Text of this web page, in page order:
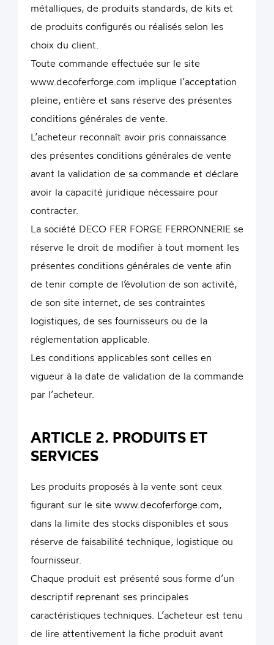
métalliques, de produits standards, de kits et
de produits configurés ou réalisés selon les
choix du client.
Toute commande effectuée sur le site
www.decoferforge.com implique l’acceptation
pleine, entière et sans réserve des présentes
conditions générales de vente.
L’acheteur reconnaît avoir pris connaissance
des présentes conditions générales de vente
avant la validation de sa commande et déclare
avoir la capacité juridique nécessaire pour
contracter.
La société DECO FER FORGE FERRONNERIE se
réserve le droit de modifier à tout moment les
présentes conditions générales de vente afin
de tenir compte de l’évolution de son activité,
de son site internet, de ses contraintes
logistiques, de ses fournisseurs ou de la
réglementation applicable.
Les conditions applicables sont celles en
vigueur à la date de validation de la commande
par l’acheteur.
ARTICLE 2. PRODUITS ET
SERVICES
Les produits proposés à la vente sont ceux
figurant sur le site www.decoferforge.com,
dans la limite des stocks disponibles et sous
réserve de faisabilité technique, logistique ou
fournisseur.
Chaque produit est présenté sous forme d’un
descriptif reprenant ses principales
caractéristiques techniques. L’acheteur est tenu
de lire attentivement la fiche produit avant